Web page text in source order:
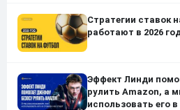
Стратегии ставок
работают в 2026
Эффект Линди
рулить Amazon, а
использовать его